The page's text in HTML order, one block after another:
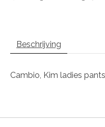
Beschrijving
Cambio, Kim ladies